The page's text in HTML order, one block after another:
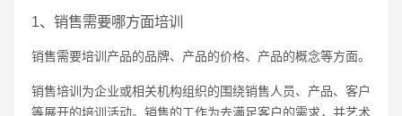
1、销售需要哪方面培训
销售需要培训产品的品牌、产品的价格、产品的概念等方面。
销售培训为企业或相关机构组织的围绕销售人员、产品、客户
等展开的培训活动。销售的工作为去满足客户的需求，并艺术